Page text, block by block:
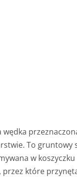
wędka
To
w koszyczku
które